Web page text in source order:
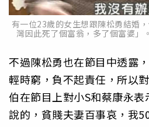
有一位23歲的女生想跟陳松勇結婚
灣因此死了個富翁，多了個富婆」
不過陳松勇也在節目中透露
輕時窮，負不起責任，所以
伯在節目上對小S和蔡康永
說的，貧賤夫妻百事哀，我